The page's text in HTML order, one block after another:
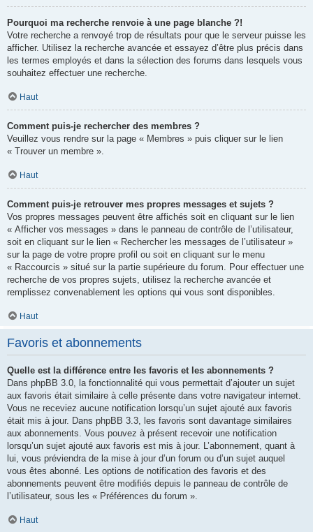
Pourquoi ma recherche renvoie à une page blanche ?!
Votre recherche a renvoyé trop de résultats pour que le serveur puisse les
afficher. Utilisez la recherche avancée et essayez d’être plus précis dans
les termes employés et dans la sélection des forums dans lesquels vous
souhaitez effectuer une recherche.
Haut
Comment puis-je rechercher des membres ?
Veuillez vous rendre sur la page « Membres » puis cliquer sur le lien
« Trouver un membre ».
Haut
Comment puis-je retrouver mes propres messages et sujets ?
Vos propres messages peuvent être affichés soit en cliquant sur le lien
« Afficher vos messages » dans le panneau de contrôle de l’utilisateur,
soit en cliquant sur le lien « Rechercher les messages de l’utilisateur »
sur la page de votre propre profil ou soit en cliquant sur le menu
« Raccourcis » situé sur la partie supérieure du forum. Pour effectuer une
recherche de vos propres sujets, utilisez la recherche avancée et
remplissez convenablement les options qui vous sont disponibles.
Haut
Favoris et abonnements
Quelle est la différence entre les favoris et les abonnements ?
Dans phpBB 3.0, la fonctionnalité qui vous permettait d’ajouter un sujet
aux favoris était similaire à celle présente dans votre navigateur internet.
Vous ne receviez aucune notification lorsqu’un sujet ajouté aux favoris
était mis à jour. Dans phpBB 3.3, les favoris sont davantage similaires
aux abonnements. Vous pouvez à présent recevoir une notification
lorsqu’un sujet ajouté aux favoris est mis à jour. L’abonnement, quant à
lui, vous préviendra de la mise à jour d’un forum ou d’un sujet auquel
vous êtes abonné. Les options de notification des favoris et des
abonnements peuvent être modifiés depuis le panneau de contrôle de
l’utilisateur, sous les « Préférences du forum ».
Haut